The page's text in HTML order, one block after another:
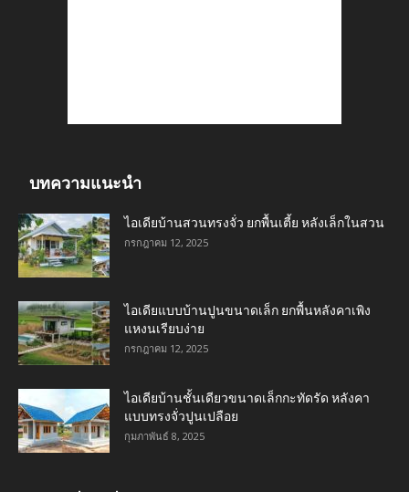
บทความแนะนำ
ไอเดียบ้านสวนทรงจั่ว ยกพื้นเตี้ย หลังเล็กในสวน
กรกฎาคม 12, 2025
ไอเดียแบบบ้านปูนขนาดเล็ก ยกพื้นหลังคาเพิง
แหงนเรียบง่าย
กรกฎาคม 12, 2025
ไอเดียบ้านชั้นเดียวขนาดเล็กกะทัดรัด หลังคา
แบบทรงจั่วปูนเปลือย
กุมภาพันธ์ 8, 2025